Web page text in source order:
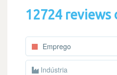
12724 reviews
Emprego
Indústria